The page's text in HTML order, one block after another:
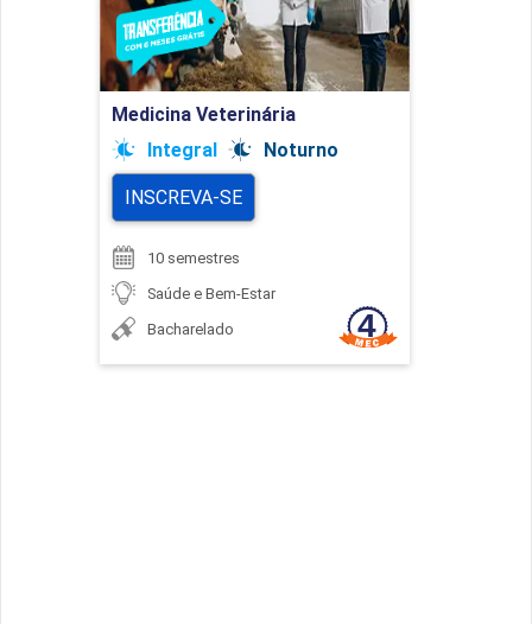
Medicina Veterinária
Integral
Noturno
INSCREVA-SE
10 semestres
Saúde e Bem-Estar
Bacharelado
Ir para Inscrição